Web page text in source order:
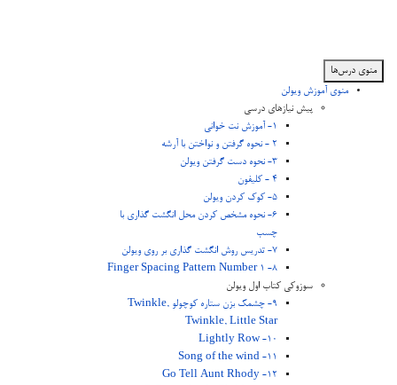
منوی درس‌ها
منوی آموزش ویولن
پیش نیازهای درسی
1- آموزش نت خوانی
2 - نحوه گرفتن و نواختن با آرشه
3- نحوه دست گرفتن ویولن
4 - کلیفون
5- کوک کردن ویولن
6- نحوه مشخص کردن محل انگشت گذاری با
چسب
7- تدریس روش انگشت گذاری بر روی ویولن
8- Finger Spacing Pattern Number 1
سوزوکی کتاب اول ویولن
9- چشمک بزن ستاره کوچولو Twinkle,
Twinkle, Little Star
10- Lightly Row
11- Song of the wind
12- Go Tell Aunt Rhody